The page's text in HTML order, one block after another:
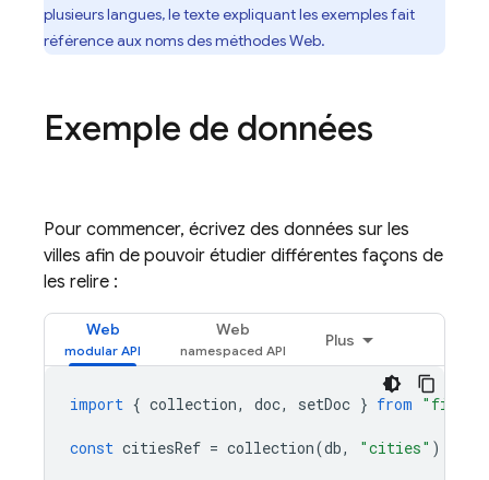
plusieurs langues, le texte expliquant les exemples fait
référence aux noms des méthodes Web.
Exemple de données
Pour commencer, écrivez des données sur les
villes afin de pouvoir étudier différentes façons de
les relire :
Web Web
Plus
import { collection, doc, setDoc } from
const citiesRef = collection(db, "cities" );